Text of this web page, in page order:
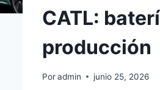
CATL:
producción
Poradmin junio 25, 2026